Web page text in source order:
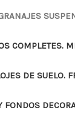
COMPLETES.
DE SUELO.
FONDOS